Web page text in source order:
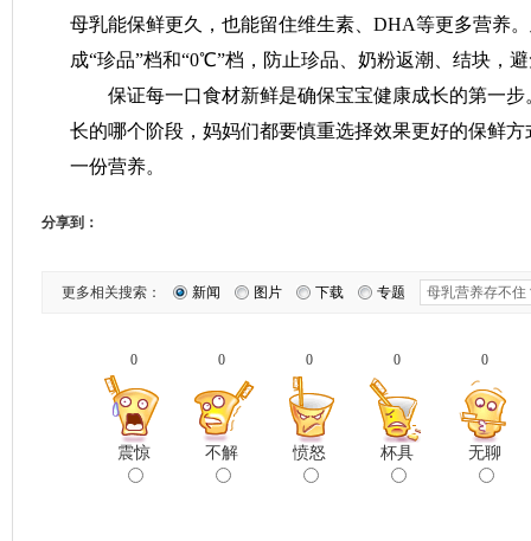
母乳能保鲜更久，也能留住维生素、DHA等更多营养
成“珍品”档和“0℃”档，防止珍品、奶粉返潮、结块，
保证每一口食材新鲜是确保宝宝健康成长的第一步
长的哪个阶段，妈妈们都要慎重选择效果更好的保鲜
一份营养。
分享到：
更多相关搜索： 新闻 图片 下载 专题
0
震惊
0
不解
0
愤怒
0
杯具
0
无聊